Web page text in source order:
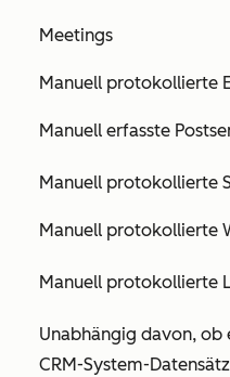
Meetings
Manuell protokollierte
Manuell erfasste
Manuell protokollierte
Manuell protokollierte
Manuell protokollierte
Unabhängig davon,
CRM-System-